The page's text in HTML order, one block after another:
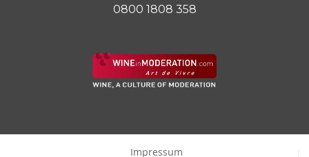
0800 1808 358
Impressum